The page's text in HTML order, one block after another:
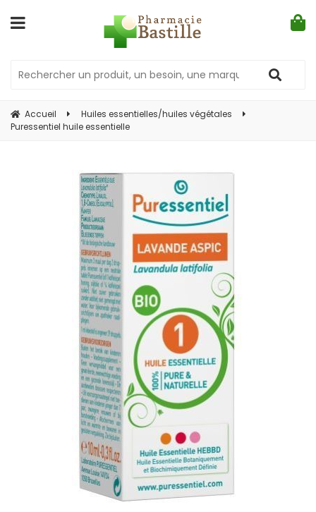
Accueil
Huiles essentielles/huiles végétales
Puressentiel huile essentielle